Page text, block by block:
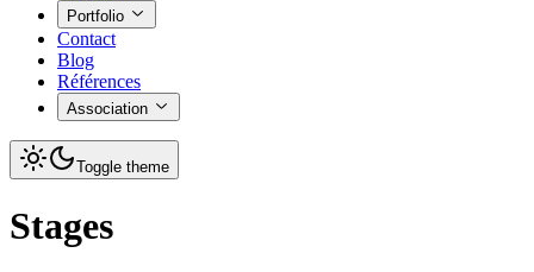
Portfolio
Contact
Blog
Références
Association
Toggle theme
Stages